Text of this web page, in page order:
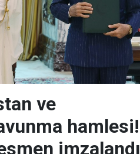
ve
hamlesi!
imzalandı